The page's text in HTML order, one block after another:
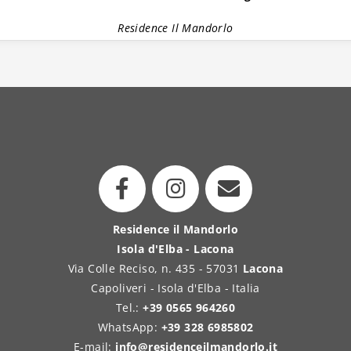
Residence Il Mandorlo
Residence il Mandorlo
Isola d'Elba - Lacona
Via Colle Reciso, n. 435 - 57031 Lacona
Capoliveri - Isola d'Elba - Italia
Tel.:+39 0565 964260
WhatsApp: +39 328 6985802
E-mail: info@residenceilmandorlo.it